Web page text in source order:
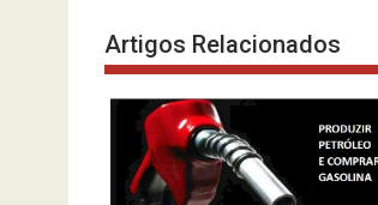
Artigos Relacionados